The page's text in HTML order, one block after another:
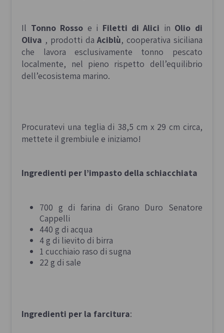
Il Tonno Rosso e i Filetti di Alici in Olio di
Oliva , prodotti daAciblù, cooperativa siciliana
che lavora esclusivamente tonno pescato
localmente, nel pieno rispetto dell’equilibrio
dell’ecosistema marino.
Procuratevi una teglia di 38,5 cm x 29 cm circa,
mettete il grembiule e iniziamo!
Ingredienti per l’impasto della schiacchiata
700 g di farina di Grano Duro Senatore
Cappelli
440 g di acqua
4 g di lievito di birra
1 cucchiaio raso di sugna
22 g di sale
Ingredienti per la farcitura: